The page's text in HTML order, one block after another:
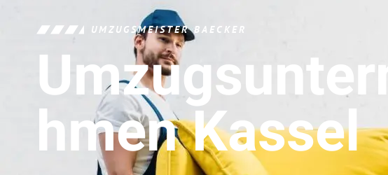
UMZUGSMEISTER BAECKER
HmenKassel